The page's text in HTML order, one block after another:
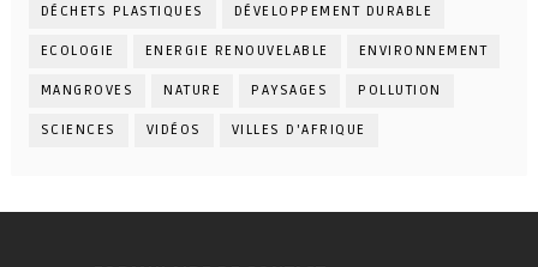
DÉCHETS PLASTIQUES DÉVELOPPEMENT DURABLE
ECOLOGIE ENERGIE RENOUVELABLE ENVIRONNEMENT
MANGROVES NATURE PAYSAGES POLLUTION
SCIENCES VIDÉOS VILLES D'AFRIQUE